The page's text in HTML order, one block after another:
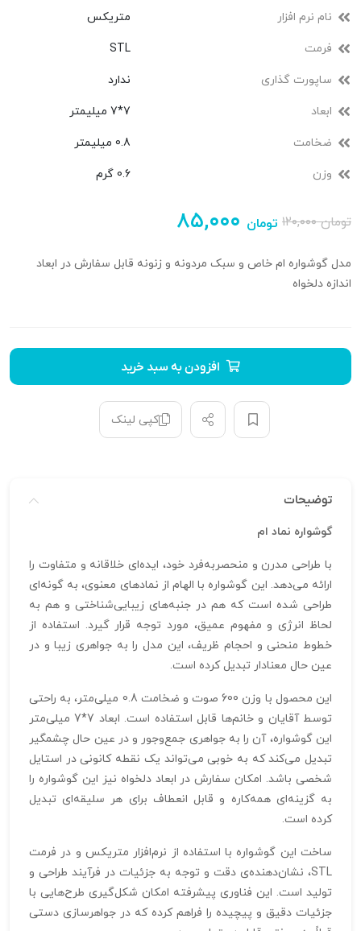
نام نرم افزار متریکس
فرمت STL
ساپورت گذاری ندارد
ابعاد 7*7 میلیمتر
ضخامت 0.8 میلیمتر
وزن 0.6 گرم
۱۲۰,۰۰۰تومان ۸۵,۰۰۰ تومان
مدل گوشواره ام خاص و سبک مردونه و زنونه قابل سفارش در ابعاد
اندازه دلخواه
افزودن به سبد خرید
کپی لینک
توضیحات
گوشواره نماد ام
با طراحی مدرن و منحصر‌به‌فرد خود، ایده‌ای خلاقانه و متفاوت را
ارائه می‌دهد. این گوشواره با الهام از نمادهای معنوی، به گونه‌ای
طراحی شده است که هم در جنبه‌های زیبایی‌شناختی و هم به
لحاظ انرژی و مفهوم عمیق، مورد توجه قرار گیرد. استفاده از
خطوط منحنی و احجام ظریف، این مدل را به جواهری زیبا و در
عین حال معنا‌دار تبدیل کرده است.
این محصول با وزن 600 صوت و ضخامت 0.8 میلی‌متر، به راحتی
توسط آقایان و خانم‌ها قابل استفاده است. ابعاد 7*7 میلی‌متر
این گوشواره، آن را به جواهری جمع‌وجور و در عین حال چشمگیر
تبدیل می‌کند که به خوبی می‌تواند یک نقطه کانونی در استایل
شخصی باشد. امکان سفارش در ابعاد دلخواه نیز این گوشواره را
به گزینه‌ای همه‌کاره و قابل انعطاف برای هر سلیقه‌ای تبدیل
کرده است.
ساخت این گوشواره با استفاده از نرم‌افزار متریکس و در فرمت
STL، نشان‌دهنده‌ی دقت و توجه به جزئیات در فرآیند طراحی و
تولید است. این فناوری پیشرفته امکان شکل‌گیری طرح‌هایی با
جزئیات دقیق و پیچیده را فراهم کرده که در جواهرسازی دستی